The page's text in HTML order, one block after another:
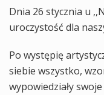
Dnia 26 stycznia u
uroczystość dla
Po występię
siebie wszystko,
wypowiedziały